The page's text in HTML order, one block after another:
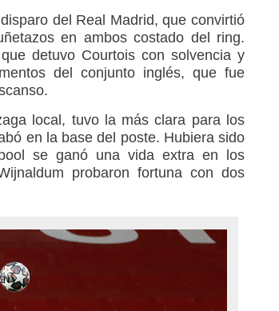
del Real Madrid, que convirtió
en ambos costado del ring.
detuvo Courtois con solvencia y
del conjunto inglés, que fue
local, tuvo la más clara para los
en la base del poste. Hubiera sido
se ganó una vida extra en los
probaron fortuna con dos